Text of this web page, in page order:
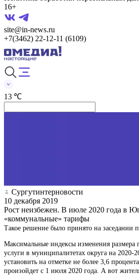
16+
site@in-news.ru
+7(3462) 22-12-11 (6109)
13 ℃
Сургутинтерновости
10 декабря 2019
Рост неизбежен. В июле 2020 года в
«коммунальные» тарифы
Такое решение было принято на заседании
Максимальные индексы изменения размера
услуги в муниципалитетах округа на 2020-
установить на отметке не более 3,6
произойдет с 1 июля 2020 года. А вот